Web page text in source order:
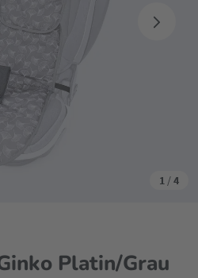
1 /4
Platin/Grau